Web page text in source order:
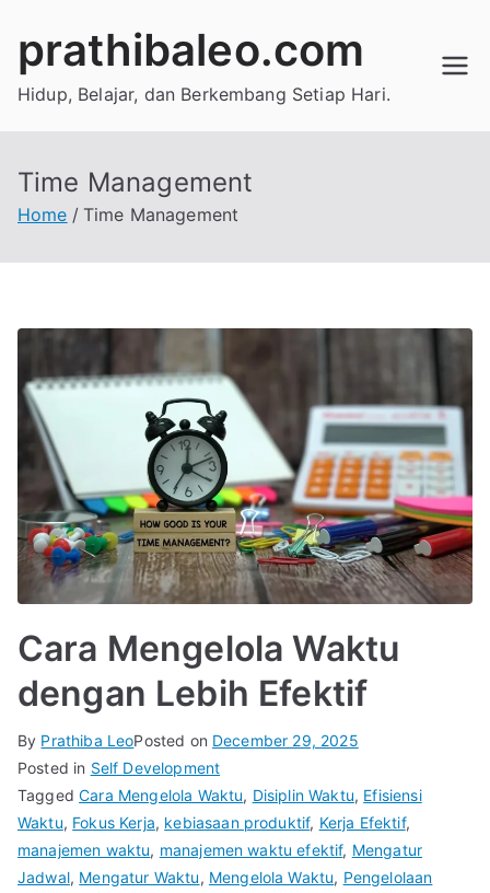
content
prathibaleo.com
Hidup, Belajar, dan Berkembang Setiap Hari.
Time Management
Home Time Management
Cara Mengelola Waktu
dengan Lebih Efektif
By Prathiba LeoPosted on December 29, 2025
Posted in Self Development
TaggedCara Mengelola Waktu, Disiplin Waktu, Efisiensi
Waktu, Fokus Kerja, kebiasaan produktif, Kerja Efektif,
manajemen waktu, manajemen waktu efektif, Mengatur
Jadwal, Mengatur Waktu, Mengelola Waktu, Pengelolaan